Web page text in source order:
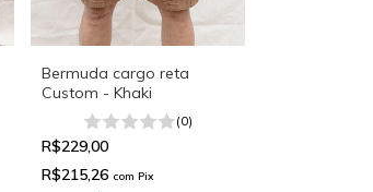
Bermuda cargo reta
Custom - Khaki
(0)
R$229,00
R$215,26 com Pix